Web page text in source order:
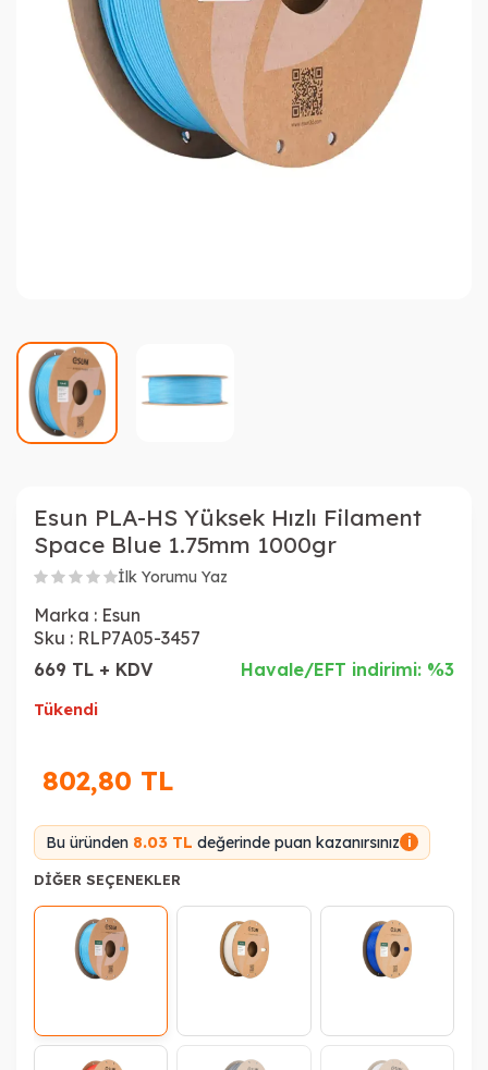
Esun PLA-HS Yüksek Hızlı Filament
Space Blue 1.75mm 1000gr
İlk Yorumu Yaz
Marka : Esun
Sku : RLP7A05-3457
669 TL + KDV
Havale/EFT indirimi: %3
Tükendi
802,80 TL
Bu üründen 8.03 TL değerinde puan kazanırsınız i
DIĞER SEÇENEKLER